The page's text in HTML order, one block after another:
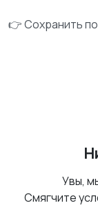
👉 Сохранить
Увы,
Смягчите